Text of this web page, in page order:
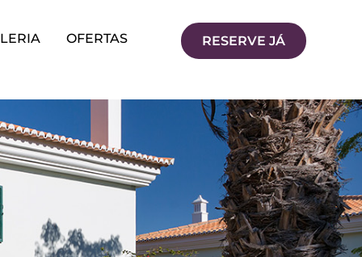
OFERTAS RESERVE JÁ